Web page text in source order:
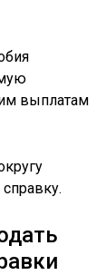
выплатам